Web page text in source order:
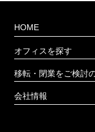
HOME
オフィスを探す
移転・閉業をご検討
会社情報